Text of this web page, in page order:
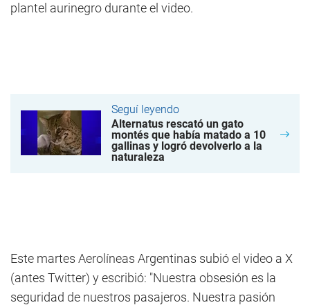
plantel aurinegro durante el video.
Seguí leyendo
Alternatus rescató un gato
montés que había matado a 10
gallinas y logró devolverlo a la
naturaleza
Este martes Aerolíneas Argentinas subió el video a X
(antes Twitter) y escribió: "Nuestra obsesión es la
seguridad de nuestros pasajeros. Nuestra pasión